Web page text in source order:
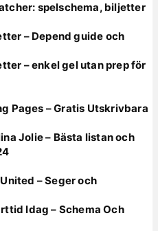
spelschema, biljetter
– Depend guide och
– enkel gel utan prep för
Pages – Gratis Utskrivbara
Jolie – Bästa listan och
– Seger och
Idag – Schema Och